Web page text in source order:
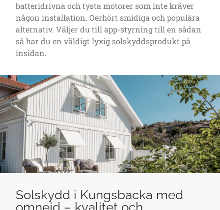
batteridrivna och tysta motorer som inte kräver
någon installation. Oerhört smidiga och populära
alternativ. Väljer du till app-styrning till en sådan
så har du en väldigt lyxig solskyddsprodukt på
insidan.
Solskydd i Kungsbacka med